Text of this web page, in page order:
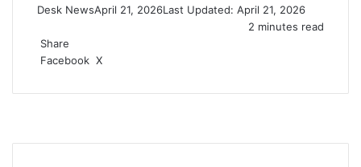
Desk NewsApril 21, 2026Last Updated: April 21, 2026
2 minutes read
Share
Facebook X
Email